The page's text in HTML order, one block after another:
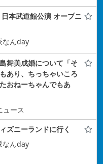
本武道館公演 オープニ
んday
舞美成婚について「そ
あり、ちっちゃいころ
おねーちゃんでもあ
ュース
ズニーランドに行く
んday